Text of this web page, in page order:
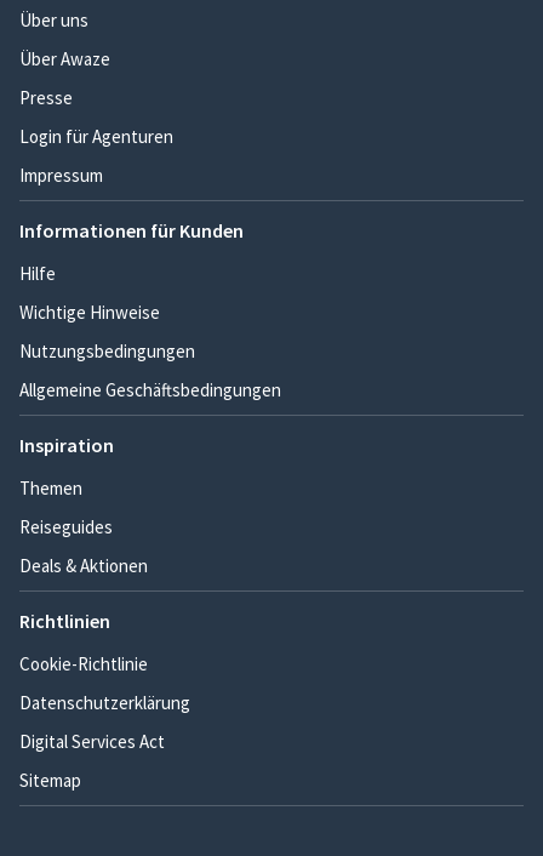
Über uns
Über Awaze
Presse
Login für Agenturen
Impressum
Informationen für Kunden
Hilfe
Wichtige Hinweise
Nutzungsbedingungen
Allgemeine Geschäftsbedingungen
Inspiration
Themen
Reiseguides
Deals & Aktionen
Richtlinien
Cookie-Richtlinie
Datenschutzerklärung
Digital Services Act
Sitemap